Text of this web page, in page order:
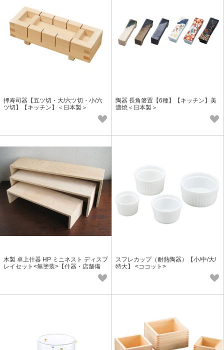
押寿司器【五ツ切・大/六ツ切・小/六
ツ切】【キッチン】＜日本製＞
陶器 長角箸置【6種】【キッチン】美
濃焼＜日本製＞
木製 卓上什器 HP ミニネスト ディスプ
レイセット<無塗装>【什器・店舗備
スフレカップ（耐熱陶器）【小/中/大/
特大】 <ココット>